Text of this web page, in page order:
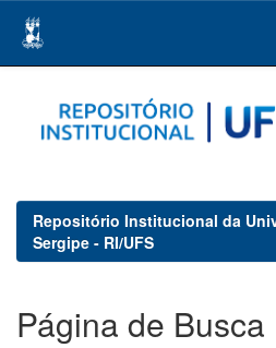
navigation
Repositório Institucional da
Sergipe - RI/UFS
Página de Busca